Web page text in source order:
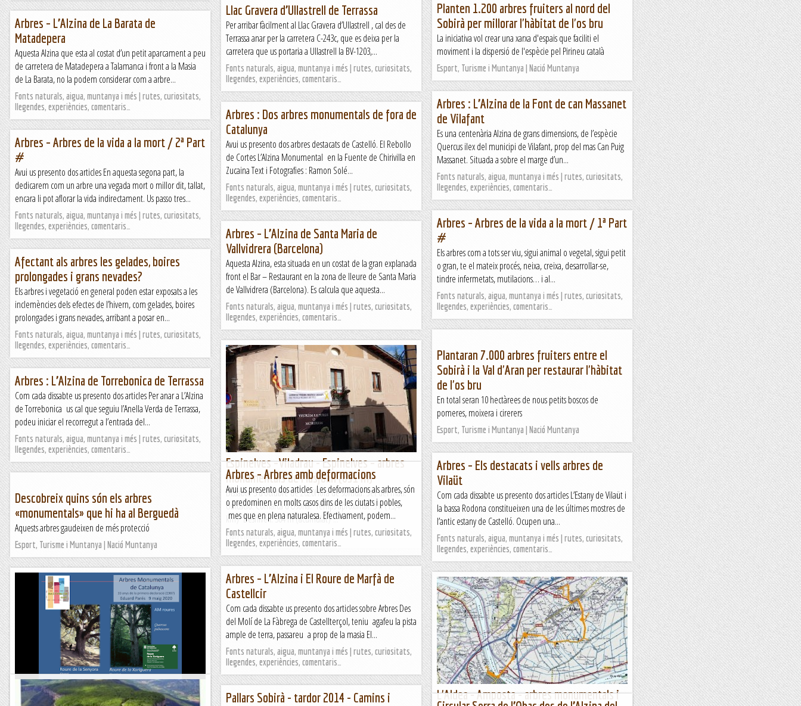
Planten 1.200 arbres fruiters al nord del
Sobirà per millorar l'hàbitat de l'os bru
La iniciativa vol crear una xarxa d'espais que faciliti el
moviment i la dispersió de l'espècie pel Pirineu català
Esport, Turisme i Muntanya | Nació Muntanya
Llac Gravera d’Ullastrell de Terrassa
Per arribar fàcilment al Llac Gravera d’Ullastrell , cal des de
Terrassa anar per la carretera C-243c, que es deixa per la
carretera que us portaria a Ullastrell la BV-1203,...
Fonts naturals, aigua, muntanya i més | rutes, curiositats,
llegendes, experiències, comentaris…
Arbres – L’Alzina de La Barata de
Matadepera
Aquesta Alzina que esta al costat d’un petit aparcament a peu
de carretera de Matadepera a Talamanca i front a la Masia
de La Barata, no la podem considerar com a arbre...
Fonts naturals, aigua, muntanya i més | rutes, curiositats,
llegendes, experiències, comentaris…
Arbres : L’Alzina de la Font de can Massanet
de Vilafant
Es una centenària Alzina de grans dimensions, de l’espècie
Quercus ilex del municipi de Vilafant, prop del mas Can Puig
Massanet. Situada a sobre el marge d’un...
Fonts naturals, aigua, muntanya i més | rutes, curiositats,
llegendes, experiències, comentaris…
Arbres : Dos arbres monumentals de fora de
Catalunya
Avui us presento dos arbres destacats de Castelló. El Rebollo
de Cortes L’Alzina Monumental en la Fuente de Chirivilla en
Zucaina Text i Fotografies : Ramon Solé...
Fonts naturals, aigua, muntanya i més | rutes, curiositats,
llegendes, experiències, comentaris…
Arbres – Arbres de la vida a la mort / 2ª Part
#
Avui us presento dos articles En aquesta segona part, la
dedicarem com un arbre una vegada mort o millor dit, tallat,
encara li pot aflorar la vida indirectament. Us passo tres...
Fonts naturals, aigua, muntanya i més | rutes, curiositats,
llegendes, experiències, comentaris…
Arbres – Arbres de la vida a la mort / 1ª Part
#
Els arbres com a tots ser viu, sigui animal o vegetal, sigui petit
o gran, te el mateix procés, neixa, creixa, desarrollar-se,
tindre infermetats, mutilacions… i al...
Fonts naturals, aigua, muntanya i més | rutes, curiositats,
llegendes, experiències, comentaris…
Arbres – L’Alzina de Santa Maria de
Vallvidrera (Barcelona)
Aquesta Alzina, esta situada en un costat de la gran explanada
front el Bar – Restaurant en la zona de lleure de Santa Maria
de Vallvidrera (Barcelona). Es calcula que aquesta...
Fonts naturals, aigua, muntanya i més | rutes, curiositats,
llegendes, experiències, comentaris…
Afectant als arbres les gelades, boires
prolongades i grans nevades?
Els arbres i vegetació en general poden estar exposats a les
inclemències dels efectes de l’hivern, com gelades, boires
prolongades i grans nevades, arribant a posar en...
Fonts naturals, aigua, muntanya i més | rutes, curiositats,
llegendes, experiències, comentaris…
Plantaran 7.000 arbres fruiters entre el
Sobirà i la Val d'Aran per restaurar l'hàbitat
de l'os bru
En total seran 10 hectàrees de nous petits boscos de
pomeres, moixera i cirerers
Esport, Turisme i Muntanya | Nació Muntanya
Espinelves –Viladrau - Espinelves – arbres
monumentals de Masjoan (851 m)
Dissabte 3 d’octubre de 2020Hora de sortida: Set del matí.
Ubicació: Comarca d’Osona. Temps aproximat: 5 h (13,4
km) Desnivell: 364 m (acumulat) ...
Maifemcim.cat
Arbres : L’Alzina de Torrebonica de Terrassa
Com cada dissabte us presento dos articles Per anar a L’Alzina
de Torrebonica us cal que seguiu l’Anella Verda de Terrassa,
podeu iniciar el recorregut a l’entrada del...
Fonts naturals, aigua, muntanya i més | rutes, curiositats,
llegendes, experiències, comentaris…
Arbres – Els destacats i vells arbres de
Vilaüt
Com cada dissabte us presento dos articles L’Estany de Vilaüt i
la bassa Rodona constitueixen una de les últimes mostres de
l’antic estany de Castelló. Ocupen una...
Fonts naturals, aigua, muntanya i més | rutes, curiositats,
llegendes, experiències, comentaris…
Arbres – Arbres amb deformacions
Avui us presento dos articles Les deformacions als arbres, són
o predominen en molts casos dins de les ciutats i pobles,
mes que en plena naturalesa. Efectivament, podem...
Fonts naturals, aigua, muntanya i més | rutes, curiositats,
llegendes, experiències, comentaris…
Descobreix quins són els arbres
«monumentals» que hi ha al Berguedà
Aquests arbres gaudeixen de més protecció
Esport, Turisme i Muntanya | Nació Muntanya
Arbres – L’Alzina i El Roure de Marfà de
Castellcir
Com cada dissabte us presento dos articles sobre Arbres Des
del Molí de La Fàbrega de Castellterçol, teniu agafeu la pista
ample de terra, passareu a prop de la masia El...
Fonts naturals, aigua, muntanya i més | rutes, curiositats,
llegendes, experiències, comentaris…
Flors d'alta muntanya / Arbres monumental
L'Aldea - Amposta - arbres monumentals i
Pallars Sobirà - tardor 2014 - Camins i